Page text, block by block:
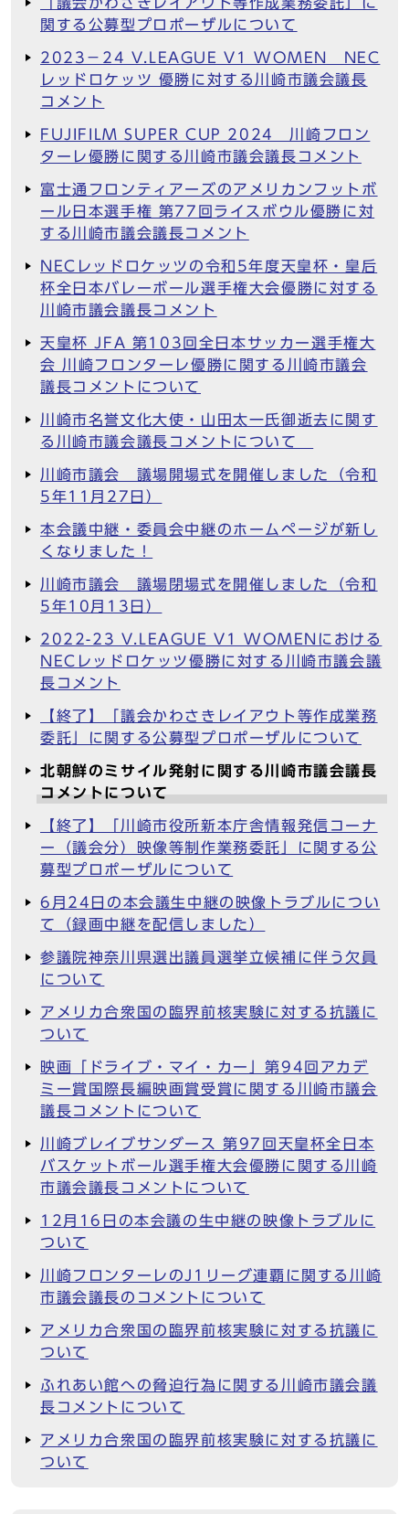
関する公募型プロポーザルについて
2023－24 V.LEAGUE V1 WOMEN NEC
レッドロケッツ 優勝に対する川崎市議会議長
コメント
FUJIFILM SUPER CUP 2024 川崎フロン
ターレ優勝に関する川崎市議会議長コメント
富士通フロンティアーズのアメリカンフットボ
ール日本選手権 第77回ライスボウル優勝に対
する川崎市議会議長コメント
NECレッドロケッツの令和5年度天皇杯・皇后
杯全日本バレーボール選手権大会優勝に対する
川崎市議会議長コメント
天皇杯 JFA 第103回全日本サッカー選手権大
会 川崎フロンターレ優勝に関する川崎市議会
議長コメントについて
川崎市名誉文化大使・山田太一氏御逝去に関す
る川崎市議会議長コメントについて
川崎市議会 議場開場式を開催しました（令和
5年11月27日）
本会議中継・委員会中継のホームページが新し
くなりました！
川崎市議会 議場閉場式を開催しました（令和
5年10月13日）
2022-23 V.LEAGUE V1 WOMENにおける
NECレッドロケッツ優勝に対する川崎市議会議
長コメント
【終了】「議会かわさきレイアウト等作成業務
委託」に関する公募型プロポーザルについて
北朝鮮のミサイル発射に関する川崎市議会議長
コメントについて
【終了】「川崎市役所新本庁舎情報発信コーナ
ー（議会分）映像等制作業務委託」に関する公
募型プロポーザルについて
6月24日の本会議生中継の映像トラブルについ
て（録画中継を配信しました）
参議院神奈川県選出議員選挙立候補に伴う欠員
について
アメリカ合衆国の臨界前核実験に対する抗議に
ついて
映画「ドライブ・マイ・カー」第94回アカデ
ミー賞国際長編映画賞受賞に関する川崎市議会
議長コメントについて
川崎ブレイブサンダース 第97回天皇杯全日本
バスケットボール選手権大会優勝に関する川崎
市議会議長コメントについて
12月16日の本会議の生中継の映像トラブルに
ついて
川崎フロンターレのJ1リーグ連覇に関する川崎
市議会議長のコメントについて
アメリカ合衆国の臨界前核実験に対する抗議に
ついて
ふれあい館への脅迫行為に関する川崎市議会議
長コメントについて
アメリカ合衆国の臨界前核実験に対する抗議に
ついて